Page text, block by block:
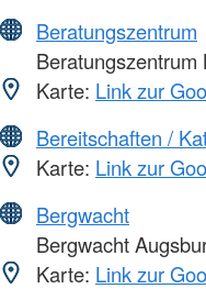
Beratungszentrum
Beratungszentrum
Karte: Link zur
Bereitschaften /
Karte: Link zur
Bergwacht
Bergwacht
Karte: Link zur